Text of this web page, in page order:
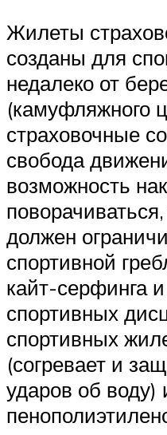
Жилеты
созданы для
недалеко от
(камуфляжного
страховочные
свобода
возможность
должен
спортивной
кайт-серфинга
спортивных
спортивных
(согревает и
ударов об воду)